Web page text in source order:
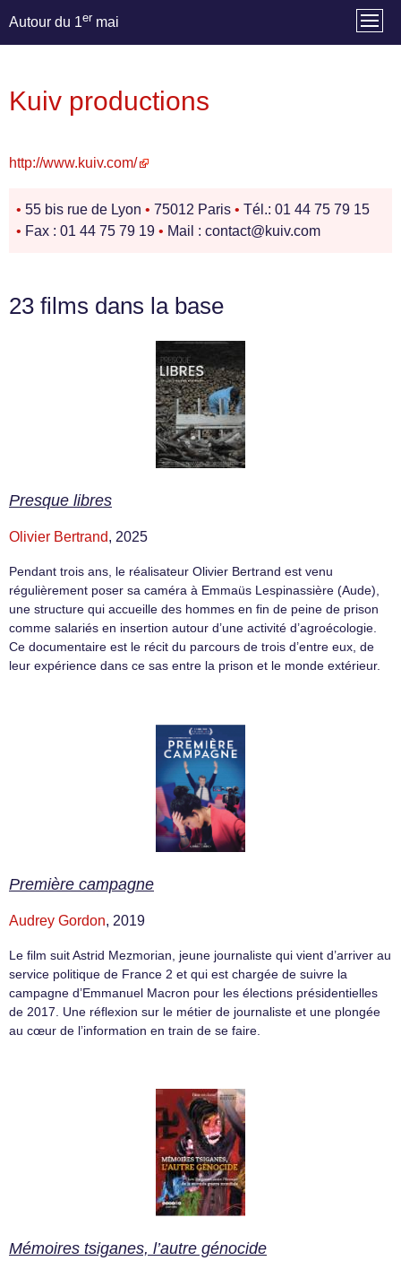
Autour du 1er mai
Kuiv productions
http://www.kuiv.com/
• 55 bis rue de Lyon • 75012 Paris • Tél.: 01 44 75 79 15
• Fax : 01 44 75 79 19 • Mail : contact@kuiv.com
23 films dans la base
Presque libres
Olivier Bertrand, 2025
Pendant trois ans, le réalisateur Olivier Bertrand est venu
régulièrement poser sa caméra à Emmaüs Lespinassière (Aude),
une structure qui accueille des hommes en fin de peine de prison
comme salariés en insertion autour d’une activité d’agroécologie.
Ce documentaire est le récit du parcours de trois d’entre eux, de
leur expérience dans ce sas entre la prison et le monde extérieur.
Première campagne
Audrey Gordon, 2019
Le film suit Astrid Mezmorian, jeune journaliste qui vient d’arriver au
service politique de France 2 et qui est chargée de suivre la
campagne d’Emmanuel Macron pour les élections présidentielles
de 2017. Une réflexion sur le métier de journaliste et une plongée
au cœur de l’information en train de se faire.
Mémoires tsiganes, l’autre génocide